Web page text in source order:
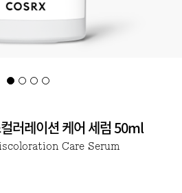
러레이션 케어 세럼 50ml
Care Serum